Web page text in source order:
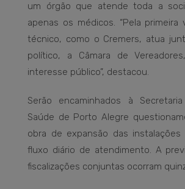
um órgão que atende toda a
apenas os médicos. “Pela primeira
técnico, como o Cremers, atua
político, a Câmara de
interesse público”, destacou.
Serão encaminhados à
Saúde de Porto Alegre
obra de expansão das
fluxo diário de atendimento. A
fiscalizações conjuntas ocorram